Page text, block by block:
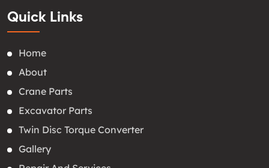
Quick Links
Home
About
Crane Parts
Excavator Parts
Twin Disc Torque Converter
Gallery